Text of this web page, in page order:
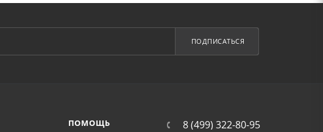
ПОДПИСАТЬСЯ
ПОМОЩЬ 8 (499) 322-80-95